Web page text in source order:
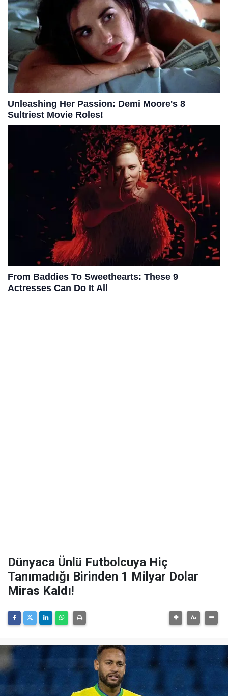
Dünyaca Ünlü Futbolcuya Hiç
Tanımadığı Birinden 1 Milyar Dolar
Miras Kaldı!